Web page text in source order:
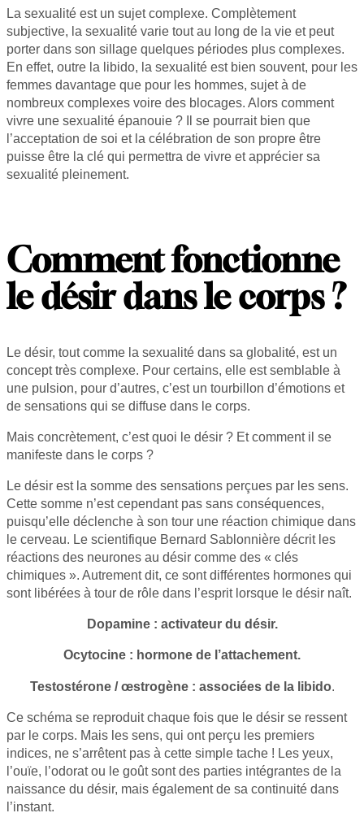
La sexualité est un sujet complexe. Complètement
subjective, la sexualité varie tout au long de la vie et peut
porter dans son sillage quelques périodes plus complexes.
En effet, outre la libido, la sexualité est bien souvent, pour les
femmes davantage que pour les hommes, sujet à de
nombreux complexes voire des blocages. Alors comment
vivre une sexualité épanouie ? Il se pourrait bien que
l’acceptation de soi et la célébration de son propre être
puisse être la clé qui permettra de vivre et apprécier sa
sexualité pleinement.
Comment fonctionne
le désir dans le corps ?
Le désir, tout comme la sexualité dans sa globalité, est un
concept très complexe. Pour certains, elle est semblable à
une pulsion, pour d’autres, c’est un tourbillon d’émotions et
de sensations qui se diffuse dans le corps.
Mais concrètement, c’est quoi le désir ? Et comment il se
manifeste dans le corps ?
Le désir est la somme des sensations perçues par les sens.
Cette somme n’est cependant pas sans conséquences,
puisqu’elle déclenche à son tour une réaction chimique dans
le cerveau. Le scientifique Bernard Sablonnière décrit les
réactions des neurones au désir comme des « clés
chimiques ». Autrement dit, ce sont différentes hormones qui
sont libérées à tour de rôle dans l’esprit lorsque le désir naît.
Dopamine : activateur du désir.
Ocytocine : hormone de l’attachement.
Testostérone / œstrogène : associées de la libido.
Ce schéma se reproduit chaque fois que le désir se ressent
par le corps. Mais les sens, qui ont perçu les premiers
indices, ne s’arrêtent pas à cette simple tache ! Les yeux,
l’ouïe, l’odorat ou le goût sont des parties intégrantes de la
naissance du désir, mais également de sa continuité dans
l’instant.